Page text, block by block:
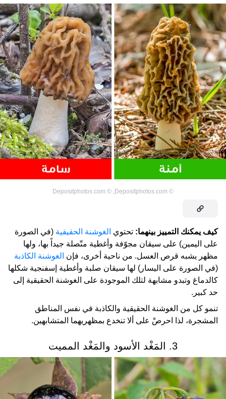
©
Depositphotos.com
,
©
Depositphotos.com
كيف يمكنك التمييز بينهما: تحتوي الغوشنة الحقيقية (في الصورة
على اليمين) على سيقان مجوّفة وأغطية متّصلة جيداً بها، ولها
مظهر يشبه قرص العسل. من ناحية أخرى، فإن الغوشنة الكاذبة
(في الصورة على اليسار) لها سيقان صلبة وأغطية إسفنجية شكلها
كالدماغ وتبدو مشابهة لتلك الموجودة على الغوشنة الحقيقية إلى
حد كبير.
تنمو كل من الغوشنة الحقيقية والكاذبة في نفس المناطق
المشجرة، لذا احرصْ على ألا تنخدع بمظهريهما المتشابهين.
3. المَغْد الأسود والمَغْد المميت